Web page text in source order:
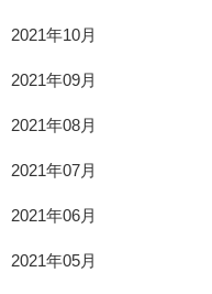
2021年10月
2021年09月
2021年08月
2021年07月
2021年06月
2021年05月